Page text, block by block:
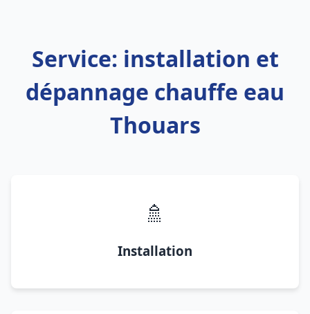
Service: installation et
dépannage chauffe eau
Thouars
🚿
Installation